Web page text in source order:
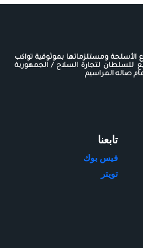
الأسلحة ومستلزماتها بموثوقية تواكب
للسلطان لتجارة السلاح / الجمهورية
صاله المراسيم
تابعنا
فيس بوك
تويتر